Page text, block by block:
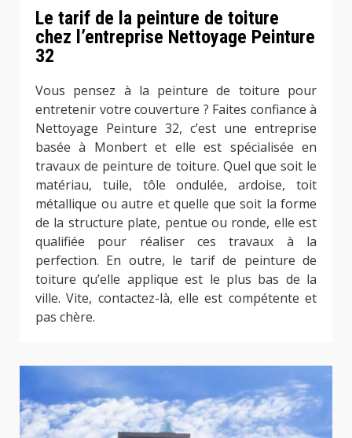
Le tarif de la peinture de toiture
chez l’entreprise Nettoyage Peinture
32
Vous pensez à la peinture de toiture pour
entretenir votre couverture ? Faites confiance à
Nettoyage Peinture 32, c’est une entreprise
basée à Monbert et elle est spécialisée en
travaux de peinture de toiture. Quel que soit le
matériau, tuile, tôle ondulée, ardoise, toit
métallique ou autre et quelle que soit la forme
de la structure plate, pentue ou ronde, elle est
qualifiée pour réaliser ces travaux à la
perfection. En outre, le tarif de peinture de
toiture qu’elle applique est le plus bas de la
ville. Vite, contactez-là, elle est compétente et
pas chère.